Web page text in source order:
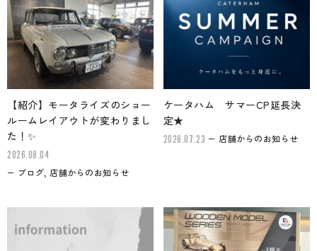
【紹介】モータライズのショー
ルームレイアウトが変わりまし
た！✨
2026.08.04
ブログ, 店舗からのお知らせ
ケータハム サマーCP延長決
定★
2026.07.23 店舗からのお知らせ